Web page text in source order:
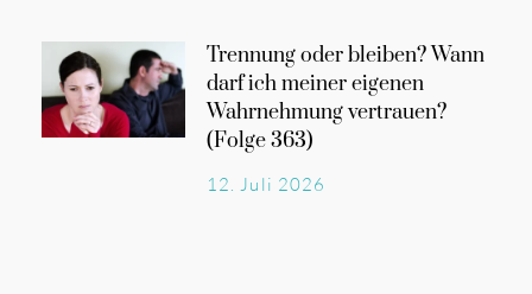
Trennung oder bleiben? Wann
darf ich meiner eigenen
Wahrnehmung vertrauen?
(Folge 363)
12. Juli 2026